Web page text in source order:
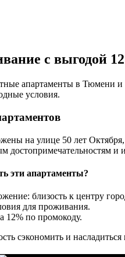
с выгодой
апартаменты в Тюмени и
условия.
на улице 50 лет
достопримечательностям и
эти апартаменты?
близость к центру
для проживания.
12% по промокоду.
сэкономить и